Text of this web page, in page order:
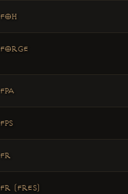
FOH
FORGE
FPA
FPS
FR
FR (FRES)